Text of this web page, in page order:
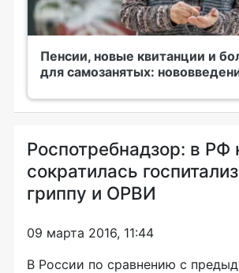
Пенсии, новые квитанции и
для самозанятых:
Роспотребнадзор: в РФ
сократилась
гриппу и ОРВИ
09 марта 2016, 11:44
В России по сравнению с